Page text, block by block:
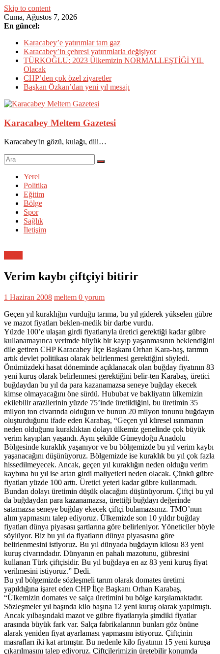
Skip to content
Cuma, Ağustos 7, 2026
En güncel:
Karacabey’e yatırımlar tam gaz
Karacabey’in çehresi yatırımlarla değişiyor
TÜRKOĞLU: 2023 Ülkemizin NORMALLEŞTİĞİ YIL
Olacak
CHP’den çok özel ziyaretler
Başkan Özkan’dan yeni yıl mesajı
Karacabey Meltem Gazetesi
Karacabey'in gözü, kulağı, dili…
Yerel
Politika
Eğitim
Bölge
Spor
Sağlık
İletişim
Verim kaybı çiftçiyi bitirir
1 Haziran 2008 meltem 0 yorum
Geçen yıl kuraklığın vurduğu tarıma, bu yıl giderek yükselen gübre
ve mazot fiyatları beklen-medik bir darbe vurdu.
Yüzde 100’e ulaşan girdi fiyatlarıyla üretici gerektiği kadar gübre
kullanamayınca verimde büyük bir kayıp yaşanmasının beklendiğini
dile getiren CHP Karacabey İlçe Başkanı Orhan Kara-baş, tarımın
artık devlet politikası olarak belirlenmesi gerektiğini söyledi.
Önümüzdeki hasat döneminde açıklanacak olan buğday fiyatının 83
yeni kuruş olarak belirlenmesi gerektiğini belir-ten Karabaş, üretici
buğdaydan bu yıl da para kazanamazsa seneye buğday ekecek
kimse olmayacağını öne sürdü. Hububat ve bakliyatın ülkemizin
ekilebilir arazilerinin yüzde 75’inde üretildiğini, bu üretimin 35
milyon ton civarında olduğun ve bunun 20 milyon tonunu buğdayın
oluşturduğunu ifade eden Karabaş, “Geçen yıl küresel ısınmanın
neden olduğunu kuraklıktan dolayı ülkemiz genelinde çok büyük
verim kayıpları yaşandı. Aynı şekilde Güneydoğu Anadolu
Bölgesinde kuraklık yaşanıyor ve bu bölgemizde bu yıl verim kaybı
yaşanacağını düşünüyoruz. Bölgemizde ise kuraklık bu yıl çok fazla
hissedilmeyecek. Ancak, geçen yıl kuraklığın neden olduğu verim
kaybına bu yıl ise artan girdi maliyetleri neden olacak. Çünkü gübre
fiyatları yüzde 100 arttı. Üretici yeteri kadar gübre kullanmadı.
Bundan dolayı üretimin düşük olacağını düşünüyorum. Çiftçi bu yıl
da buğdaydan para kazanamazsa, ürettiği buğdayı değerinde
satamazsa seneye buğday ekecek çiftçi bulamazsınız. TMO’nun
alım yapmasını talep ediyoruz. Ülkemizde son 10 yıldır buğday
fiyatları dünya piyasası şartlarına göre belirleniyor. Yöneticiler böyle
söylüyor. Biz bu yıl da fiyatların dünya piyasasına göre
belirlenmesini istiyoruz. Bu yıl dünyada buğdayın kilosu 83 yeni
kuruş civarındadır. Dünyanın en pahalı mazotunu, gübresini
kullanan Türk çiftçisidir. Bu yıl buğdaya en az 83 yeni kuruş fiyat
verilmesini istiyoruz.” Dedi.
Bu yıl bölgemizde sözleşmeli tarım olarak domates üretimi
yapıldığına işaret eden CHP İlçe Başkanı Orhan Karabaş,
“Ülkemizin domates ve salça üretimini bu bölge karşılamaktadır.
Sözleşmeler yıl başında kilo başına 12 yeni kuruş olarak yapılmıştı.
Ancak yılbaşındaki mazot ve gübre fiyatlarıyla şimdiki fiyatlar
arasında büyük fark var. Salça fabrikalarının bunları göz önüne
alarak yeniden fiyat ayarlaması yapmasını istiyoruz. Çiftçinin
masrafları iki kat artmıştır. Bu nedenle kilo fiyatının 15 yeni kuruşa
çıkarılmasını talep ediyoruz. Çiftçilerimizin üretebilir konumda